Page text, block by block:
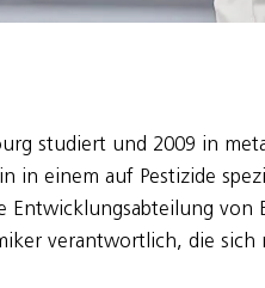
studiert und 2009 in
in einem auf Pestizide
Entwicklungsabteilung von
verantwortlich, die